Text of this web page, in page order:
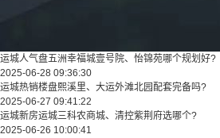
运城人气盘五洲幸福城壹号院、怡锦苑哪个规划好?
2025-06-28 09:36:30
运城热销楼盘熙溪里、大运外滩北园配套完备吗?
2025-06-27 09:41:22
运城新房运城三科农商城、清控紫荆府选哪个?
2025-06-26 10:00:41